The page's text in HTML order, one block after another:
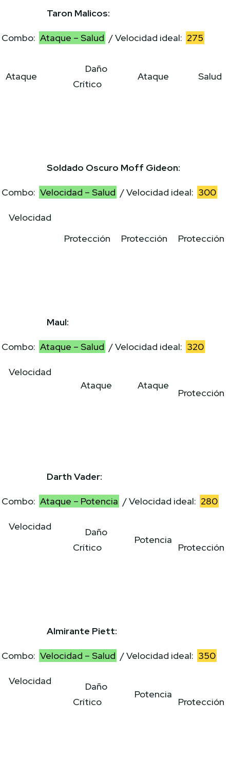
Taron Malicos:
Combo: Ataque – Salud / Velocidad ideal: 275
Ataque
Daño
Crítico
Ataque Salud
Soldado Oscuro Moff Gideon:
Combo: Velocidad – Salud / Velocidad ideal: 300
Velocidad
Protección
Protección Protección
Maul:
Combo: Ataque – Salud / Velocidad ideal: 320
Velocidad
Ataque
Ataque
Protección
Darth Vader:
Combo: Ataque – Potencia / Velocidad ideal: 280
Velocidad
Daño
Crítico
Potencia
Protección
Almirante Piett:
Combo: Velocidad – Salud / Velocidad ideal: 350
Velocidad
Daño
Crítico
Potencia
Protección